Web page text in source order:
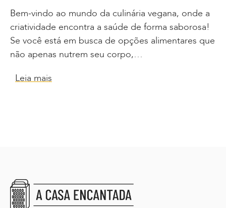
Bem-vindo ao mundo da culinária vegana, onde a
criatividade encontra a saúde de forma saborosa!
Se você está em busca de opções alimentares que
não apenas nutrem seu corpo,…
Leia mais